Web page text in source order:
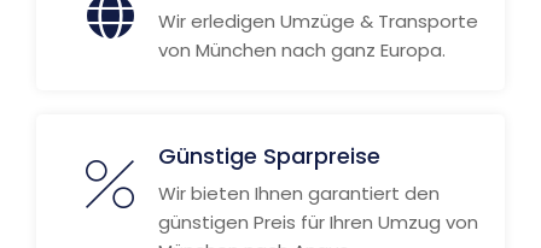
Wir erledigen Umzüge & Transporte
von München nach ganz Europa.
Günstige Sparpreise
Wir bieten Ihnen garantiert den
günstigen Preis für Ihren Umzug von